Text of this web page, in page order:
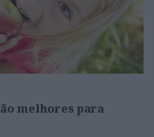
melhores para